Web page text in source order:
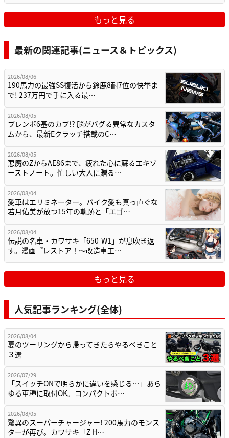
もっと見る
最新の関連記事(ニュース＆トピックス)
2026/08/06
190馬力の最強SS復活から鈴鹿8耐7位の快挙ま
で! 237万円で手に入る最…
2026/08/05
ブレンボ6基のカブ!? 脳がバグる異常なカスタ
ムから、最新Eクラッチ搭載のC…
2026/08/05
悪魔のZからAE86まで、疲れた心に蘇るエキゾ
ーストノート。忙しい大人に贈る…
2026/08/04
愛車はエリミネーター。バイク愛も真っ直ぐな
若月佑美が放つ15年の軌跡と「エゴ…
2026/08/04
伝説の名車・カワサキ「650-W1」が息吹き返
す。漫画『レストア！～改造車工…
もっと見る
人気記事ランキング(全体)
2026/08/04
夏のツーリングから帰ってきたらやるべきこと
３選
2026/07/29
「スイッチONで明らかに違いを感じる…」あら
ゆる車種に取付OK。コンパクトボ…
2026/08/05
驚異のスーパーチャージャー! 200馬力のモンス
ターが再び。カワサキ「Z H…